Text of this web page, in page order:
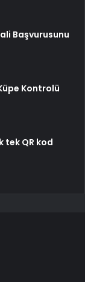
Başvurusunu
Kontrolü
tek QR kod